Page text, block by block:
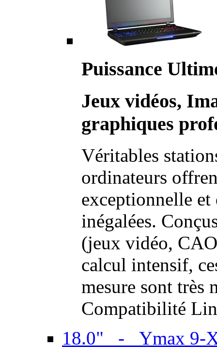
Puissance
Jeux vidéos,
graphiques
Véritables
ordinateurs
exceptionnelle et
inégalées.
(jeux vidéo,
calcul intensif,
mesure sont très
Compatibilité
18.0" - Ymax 9-